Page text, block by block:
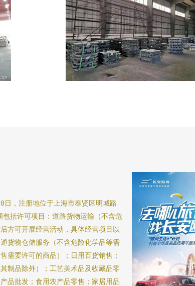
日，注册地位于上海市奉贤区明城路
括许可项目：道路货物运输（不含危
方可开展经营活动，具体经营项目以
货物仓储服务（不含危险化学品等需
需要许可的商品）；日用百货销售；
制品除外）；工艺美术品及收藏品零
品批发；食用农产品零售；家居用品